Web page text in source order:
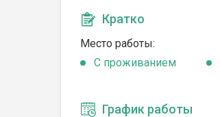
Кратко
Место работы:
C проживанием
График работы